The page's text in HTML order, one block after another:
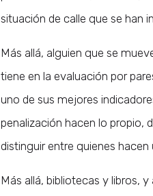
situación de calle que se han
Más allá, alguien que se
tiene en la evaluación por
uno de sus mejores
penalización hacen lo propio,
distinguir entre quienes
Más allá, bibliotecas y libros,